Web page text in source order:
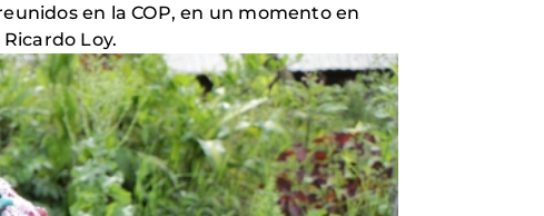
en la COP, en un momento en
Loy.